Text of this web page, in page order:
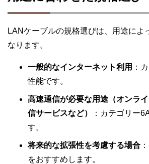
LANケーブルの規格選びは、用途によ
なります。
一般的なインターネット利用 ：
性能です。
高速通信が必要な用途（オンラ
信サービスなど）
：カテゴリー
す。
将来的な拡張性を考慮する場合
をおすすめします。